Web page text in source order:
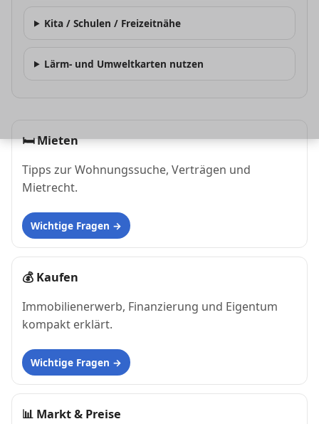
Kita / Schulen / Freizeitnähe
Lärm- und Umweltkarten nutzen
🛏Mieten
Tipps zur Wohnungssuche, Verträgen und
Mietrecht.
Wichtige Fragen
💰 Kaufen
Immobilienerwerb, Finanzierung und Eigentum
kompakt erklärt.
Wichtige Fragen
📊 Markt & Preise